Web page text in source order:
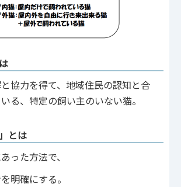
協力を得て、地域住民の認知と合
る、特定の飼い主のいない猫。
とは
った方法で、
明確にする。